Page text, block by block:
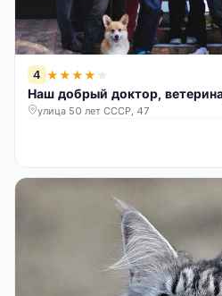
4 ★★★★ ★
Наш добрый доктор,
улица 50 лет СССР, 47